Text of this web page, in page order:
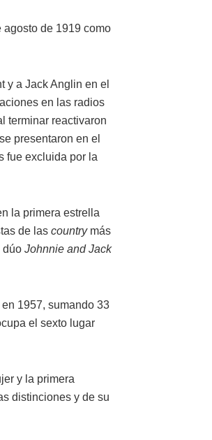
de 1919 como
y a Jack Anglin en el
en las radios
terminar reactivaron
presentaron en el
fue excluida por la
la primera estrella
de las countrymás
dúo Johnnie and Jack
1957, sumando 33
el sexto lugar
y la primera
distinciones y de su